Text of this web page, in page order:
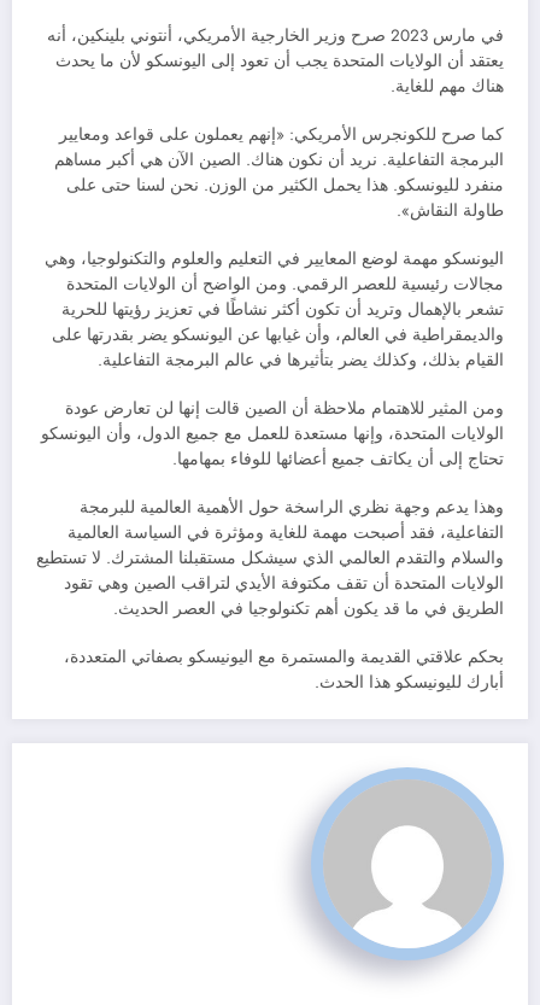
في مارس 2023 صرح وزير الخارجية الأمريكي، أنتوني بلينكين، أنه
يعتقد أن الولايات المتحدة يجب أن تعود إلى اليونسكو لأن ما يحدث
هناك مهم للغاية.
كما صرح للكونجرس الأمريكي: «إنهم يعملون على قواعد ومعايير
البرمجة التفاعلية. نريد أن نكون هناك. الصين الآن هي أكبر مساهم
منفرد لليونسكو. هذا يحمل الكثير من الوزن. نحن لسنا حتى على
طاولة النقاش».
اليونسكو مهمة لوضع المعايير في التعليم والعلوم والتكنولوجيا، وهي
مجالات رئيسية للعصر الرقمي. ومن الواضح أن الولايات المتحدة
تشعر بالإهمال وتريد أن تكون أكثر نشاطًا في تعزيز رؤيتها للحرية
والديمقراطية في العالم، وأن غيابها عن اليونسكو يضر بقدرتها على
القيام بذلك، وكذلك يضر بتأثيرها في عالم البرمجة التفاعلية.
ومن المثير للاهتمام ملاحظة أن الصين قالت إنها لن تعارض عودة
الولايات المتحدة، وإنها مستعدة للعمل مع جميع الدول، وأن اليونسكو
تحتاج إلى أن يكاتف جميع أعضائها للوفاء بمهامها.
وهذا يدعم وجهة نظري الراسخة حول الأهمية العالمية للبرمجة
التفاعلية، فقد أصبحت مهمة للغاية ومؤثرة في السياسة العالمية
والسلام والتقدم العالمي الذي سيشكل مستقبلنا المشترك. لا تستطيع
الولايات المتحدة أن تقف مكتوفة الأيدي لتراقب الصين وهي تقود
الطريق في ما قد يكون أهم تكنولوجيا في العصر الحديث.
بحكم علاقتي القديمة والمستمرة مع اليونيسكو بصفاتي المتعددة،
أبارك لليونيسكو هذا الحدث.